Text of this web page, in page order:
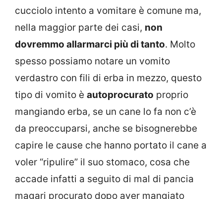
cucciolo intento a vomitare è comune ma,
nella maggior parte dei casi, non
dovremmo allarmarci più di tanto. Molto
spesso possiamo notare un vomito
verdastro con fili di erba in mezzo, questo
tipo di vomito è autoprocurato proprio
mangiando erba, se un cane lo fa non c’è
da preoccuparsi, anche se bisognerebbe
capire le cause che hanno portato il cane a
voler “ripulire” il suo stomaco, cosa che
accade infatti a seguito di mal di pancia
magari procurato dopo aver mangiato